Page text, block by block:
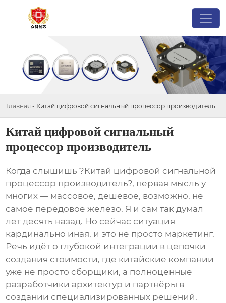
Главная - Китай цифровой сигнальный процессор производитель
Китай цифровой сигнальный
процессор производитель
Когда слышишь ?Китай цифровой сигнальной
процессор производитель?, первая мысль у
многих — массовое, дешёвое, возможно, не
самое передовое железо. Я и сам так думал
лет десять назад. Но сейчас ситуация
кардинально иная, и это не просто маркетинг.
Речь идёт о глубокой интеграции в цепочки
создания стоимости, где китайские компании
уже не просто сборщики, а полноценные
разработчики архитектур и партнёры в
создании специализированных решений.